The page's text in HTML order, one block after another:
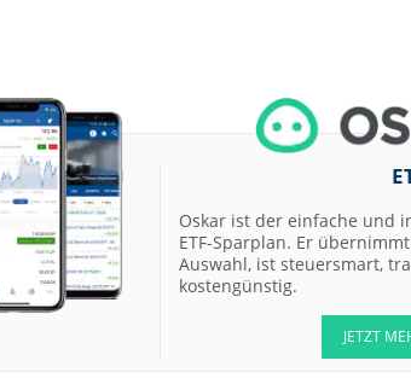
07.08.26
Merck Kaufen
Kontron Kaufen
07.08.26
Daimler Truck
07.08.26
Airbus Hold
Münchener
Oskar ist der einfache und
ETF-Sparplan. Er übernimmt
Auswahl, ist steuersmart,
kostengünstig.
JETZT